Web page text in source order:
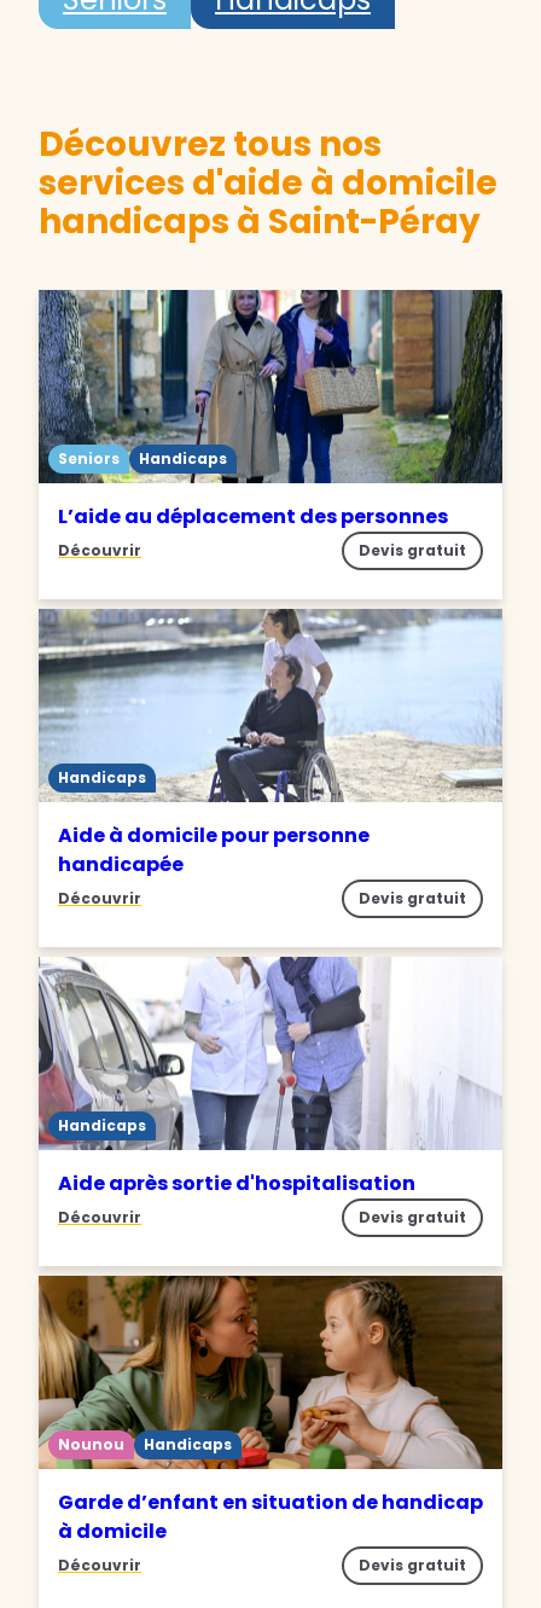
Découvrez tous nos
services d'aide à domicile
handicaps à Saint-Péray
Seniors Handicaps
L’aide au déplacement des personnes
Découvrir Devis gratuit
Handicaps
Aide à domicile pour personne
handicapée
Découvrir Devis gratuit
Handicaps
Aide après sortie d'hospitalisation
Découvrir Devis gratuit
Nounou Handicaps
Garde d’enfant en situation de handicap
à domicile
Découvrir Devis gratuit